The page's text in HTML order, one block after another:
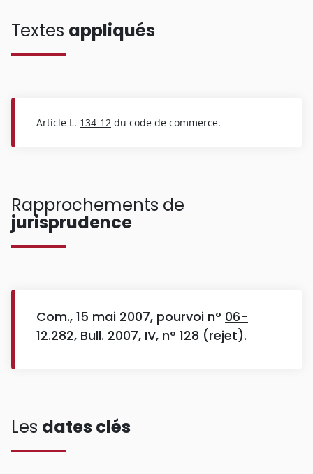
Textes appliqués
Article L. 134-12 du code de commerce.
Rapprochements de
jurisprudence
Com., 15 mai 2007, pourvoi n° 06-
12.282, Bull. 2007, IV, n° 128 (rejet).
Les dates clés